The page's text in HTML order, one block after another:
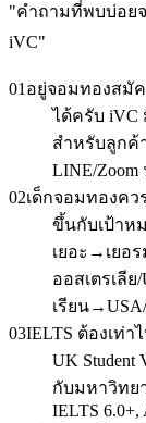
"คำถามที่พบบ่อย
iVC"
01 อยู่จอมทองสมัค
ได้ครับ iVC
สำหรับลูกค้
LINE/
02เด็กจอมทองคว
ขึ้นกับเป้าห
เยอะ→เยอ
ออสเตรเลีย
เรียน→USA/
03IELTS ต้องเท่า
UK Student
กับมหาวิทยา
IELTS 6.0+,